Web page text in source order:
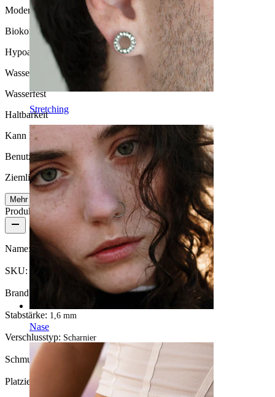
Stretching
Nase
Moderates Tragen
Biokompatibilität
Hypoallergen
Wasserbeständigkeit
Wasserfest
Haltbarkeit
Kann lebenslang halten
Benutzerfreundlichkeit
Ziemlich leicht
Mehr lesen
Produktdetails
Name: Nippelklicker aus Titan mit Pave-Steinen
SKU:
Brand: Bodymod Premium
Stabstärke: 1,6 mm
Verschlusstyp: Scharnier
Schmuckart:
Platzierung: Brustwarze